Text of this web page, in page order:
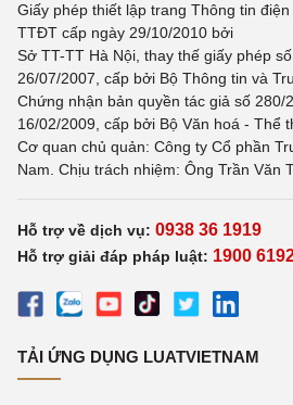
Giấy phép thiết lập trang Thông tin
TTĐT cấp ngày 29/10/2010 bởi
Sở TT-TT Hà Nội, thay thế giấy phép
26/07/2007, cấp bởi Bộ Thông tin và
Chứng nhận bản quyền tác giả số 280/
16/02/2009, cấp bởi Bộ Văn hoá - Thể
Cơ quan chủ quản: Công ty Cổ phần
Nam. Chịu trách nhiệm: Ông Trần Văn
Hỗ trợ về dịch vụ: 0938 36 1919
Hỗ trợ giải đáp pháp luật: 1900
TẢI ỨNG DỤNG LUATVIETNAM